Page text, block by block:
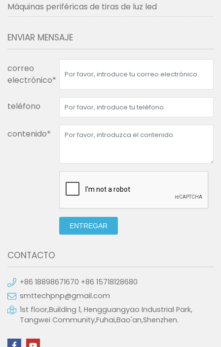
Máquinas periféricas de tiras de luz led
ENVIAR MENSAJE
correo
electrónico*
teléfono
contenido*
ENTREGAR
CONTACTO
+86 18898671670 +86 15718128680
smttechpnp@gmail.com
1st floor,Building 1, Hengguangyao Industrial Park,
Tangwei Community,Fuhai,Bao'an,Shenzhen.